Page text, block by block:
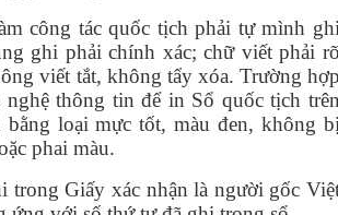
công tác quốc tịch phải tự mình
ghi phải chính xác; chữ viết phải
viết tắt, không tẩy xóa. Trường
thông tin để in Sổ quốc tịch
loại mực tốt, màu đen, không
phai màu.
Giấy xác nhận là người gốc